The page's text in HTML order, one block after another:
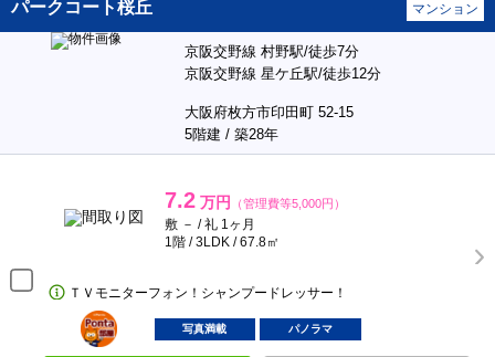
パークコート桜丘 マンション
京阪交野線 村野駅/徒歩7分
京阪交野線 星ケ丘駅/徒歩12分
大阪府枚方市印田町 52-15
5階建 / 築28年
7.2 万円 （管理費等5,000円）
敷 － / 礼 1ヶ月
1階 / 3LDK / 67.8㎡
ＴＶモニターフォン！シャンプードレッサー！
ポンタ
部屋
写真満載 パノラマ